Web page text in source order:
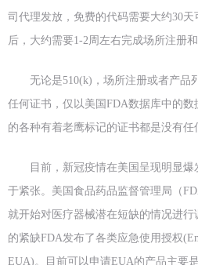
司代理发放，免费的代码需要大约30
后，大约需要1-2周左右完成场所注册和
无论是510(k)，场所注册或者产品
任何证书，仅以美国FDA数据库中的
的各种有着老鹰标记的证书都是没有任
目前，新冠疫情在美国呈现明显
于紧张。美国食品药品监督管理局（
就开始对医疗器械潜在短缺的情况进
的紧缺FDA发布了各类应急使用授权
EUA)。目前可以申请EUA的产品主要